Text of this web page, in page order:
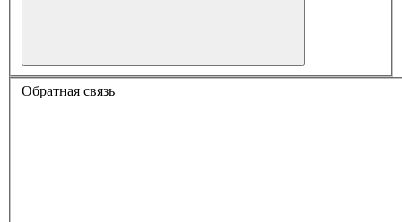
Обратная связь